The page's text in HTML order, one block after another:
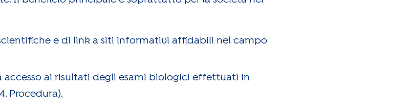
e di link a siti informativi affidabili nel campo
accesso ai risultati degli esami biologici effettuati in
Procedura).